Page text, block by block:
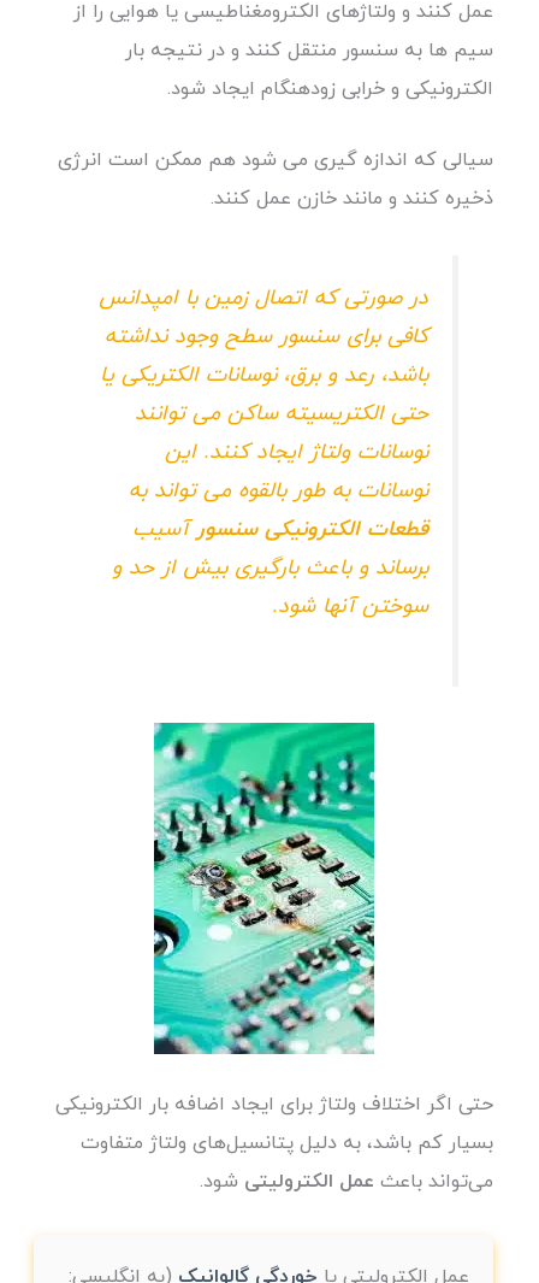
عمل کنند و ولتاژهای الکترومغناطیسی یا هوایی را از
سیم ها به سنسور منتقل کنند و در نتیجه بار
الکترونیکی و خرابی زودهنگام ایجاد شود.
سیالی که اندازه گیری می شود هم ممکن است انرژی
ذخیره کنند و مانند خازن عمل کنند.
در صورتی که اتصال زمین با امپدانس
کافی برای سنسور سطح وجود نداشته
باشد، رعد و برق، نوسانات الکتریکی یا
حتی الکتریسیته ساکن می توانند
نوسانات ولتاژ ایجاد کنند. این
نوسانات به طور بالقوه می تواند به
قطعات الکترونیکی سنسور آسیب
برساند و باعث بارگیری بیش از حد و
سوختن آنها شود.
حتی اگر اختلاف ولتاژ برای ایجاد اضافه بار الکترونیکی
بسیار کم باشد، به دلیل پتانسیل‌های ولتاژ متفاوت
می‌تواند باعث عمل الکترولیتی شود.
عمل الکترولیتی یا خوردگی گالوانیک (به انگلیسی: